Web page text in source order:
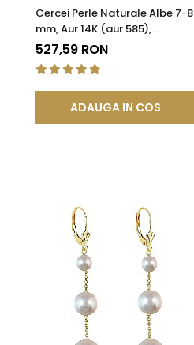
Cercei Perle Naturale Albe 7-8
mm, Aur 14K (aur 585),
Calitatea AAA | KASKADDA®
527,59 RON
ADAUGA IN COS